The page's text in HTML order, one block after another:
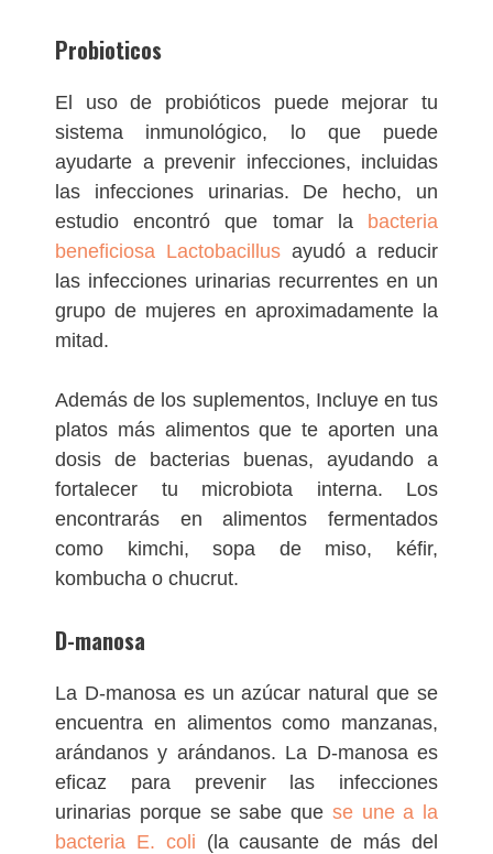
Probioticos
El uso de probióticos puede mejorar tu
sistema inmunológico, lo que puede
ayudarte a prevenir infecciones, incluidas
las infecciones urinarias. De hecho, un
estudio encontró que tomar labacteria
beneficiosa Lactobacillusayudó a reducir
las infecciones urinarias recurrentes en un
grupo de mujeres en aproximadamente la
mitad.
Además de los suplementos, Incluye en tus
platos más alimentos que te aporten una
dosis de bacterias buenas, ayudando a
fortalecer tu microbiota interna. Los
encontrarás en alimentos fermentados
como kimchi, sopa de miso, kéfir,
kombucha o chucrut.
D-manosa
La D-manosa es un azúcar natural que se
encuentra en alimentos como manzanas,
arándanos y arándanos. La D-manosa es
eficaz para prevenir las infecciones
urinarias porque se sabe que se une a la
bacteria E. coli (la causante de más del